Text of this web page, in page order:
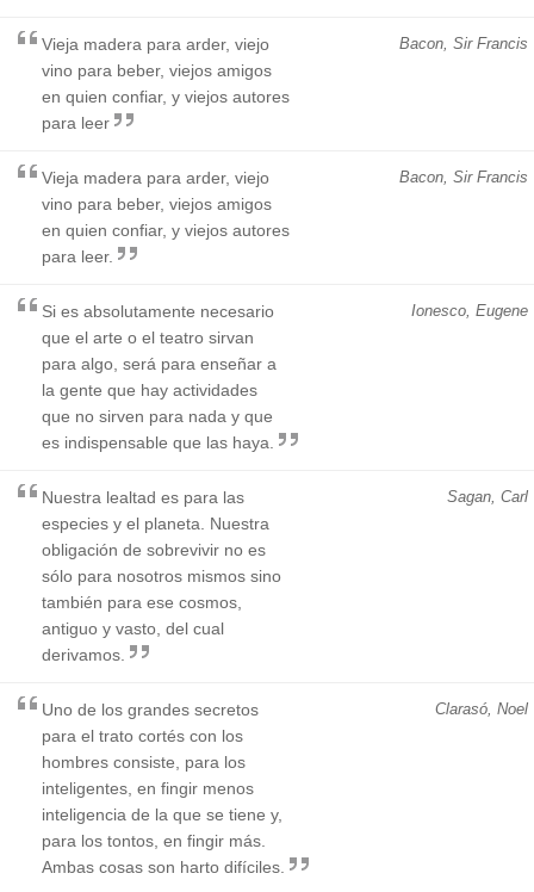
Bacon, Sir Francis
Vieja madera para arder, viejo
vino para beber, viejos amigos
en quien confiar, y viejos autores
para leer
Bacon, Sir Francis
Vieja madera para arder, viejo
vino para beber, viejos amigos
en quien confiar, y viejos autores
para leer.
Ionesco, Eugene
Si es absolutamente necesario
que el arte o el teatro sirvan
para algo, será para enseñar a
la gente que hay actividades
que no sirven para nada y que
es indispensable que las haya.
Sagan, Carl
Nuestra lealtad es para las
especies y el planeta. Nuestra
obligación de sobrevivir no es
sólo para nosotros mismos sino
también para ese cosmos,
antiguo y vasto, del cual
derivamos.
Clarasó, Noel
Uno de los grandes secretos
para el trato cortés con los
hombres consiste, para los
inteligentes, en fingir menos
inteligencia de la que se tiene y,
para los tontos, en fingir más.
Ambas cosas son harto difíciles.